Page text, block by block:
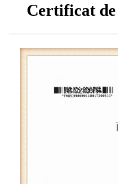
Certificat